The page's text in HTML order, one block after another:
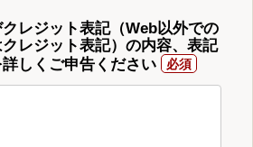
レジット表記（Web以外での
レジット表記）の内容、表記
しくご申告ください